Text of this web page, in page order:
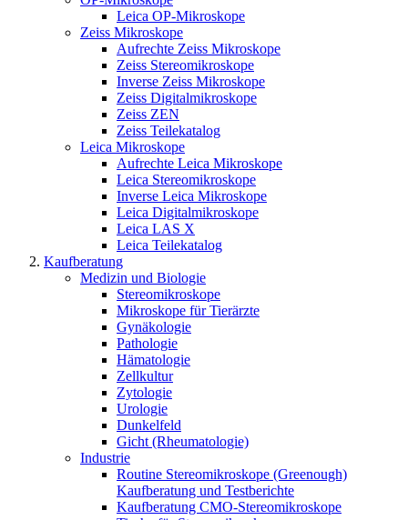
Leica OP-Mikroskope
Zeiss Mikroskope
Aufrechte Zeiss Mikroskope
Zeiss Stereomikroskope
Inverse Zeiss Mikroskope
Zeiss Digitalmikroskope
Zeiss ZEN
Zeiss Teilekatalog
Leica Mikroskope
Aufrechte Leica Mikroskope
Leica Stereomikroskope
Inverse Leica Mikroskope
Leica Digitalmikroskope
Leica LAS X
Leica Teilekatalog
Kaufberatung
Medizin und Biologie
Stereomikroskope
Mikroskope für Tierärzte
Gynäkologie
Pathologie
Hämatologie
Zellkultur
Zytologie
Urologie
Dunkelfeld
Gicht (Rheumatologie)
Industrie
Routine Stereomikroskope (Greenough)
Kaufberatung und Testberichte
Kaufberatung CMO-Stereomikroskope